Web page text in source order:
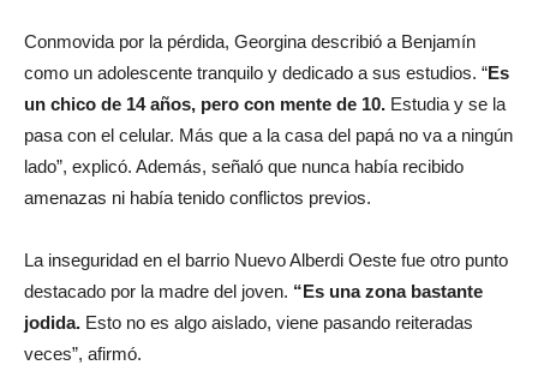
Conmovida por la pérdida, Georgina describió a Benjamín
como un adolescente tranquilo y dedicado a sus estudios. “Es
un chico de 14 años, pero con mente de 10. Estudia y se la
pasa con el celular. Más que a la casa del papá no va a ningún
lado”, explicó. Además, señaló que nunca había recibido
amenazas ni había tenido conflictos previos.
La inseguridad en el barrio Nuevo Alberdi Oeste fue otro punto
destacado por la madre del joven. “Es una zona bastante
jodida. Esto no es algo aislado, viene pasando reiteradas
veces”, afirmó.